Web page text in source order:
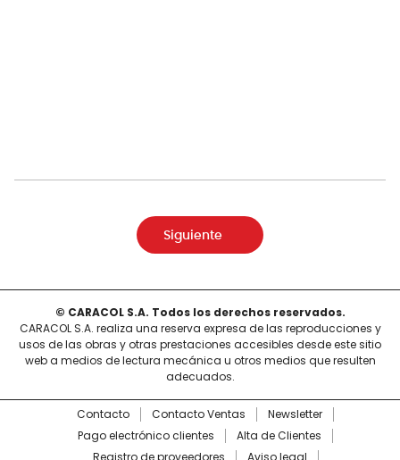
Siguiente
© CARACOL S.A. Todos los derechos reservados.
CARACOL S.A. realiza una reserva expresa de las reproducciones y
usos de las obras y otras prestaciones accesibles desde este sitio
web a medios de lectura mecánica u otros medios que resulten
adecuados.
Contacto Contacto Ventas
Newsletter
Pago electrónico clientes
Alta de Clientes
Registro de proveedores
Aviso legal